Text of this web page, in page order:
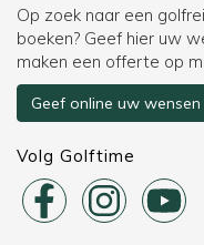
Op zoek naar een
boeken? Geef hier uw
maken een offerte op
Geef online uw
Volg Golftime